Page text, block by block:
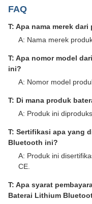
FAQ
T: Apa nama merek
A: Nama merek
T: Apa nomor model
ini?
A: Nomor model
T: Di mana produk
A: Produk ini
T: Sertifikasi apa yang
Bluetooth ini?
A: Produk ini
CE.
T: Apa syarat
Baterai Lithium